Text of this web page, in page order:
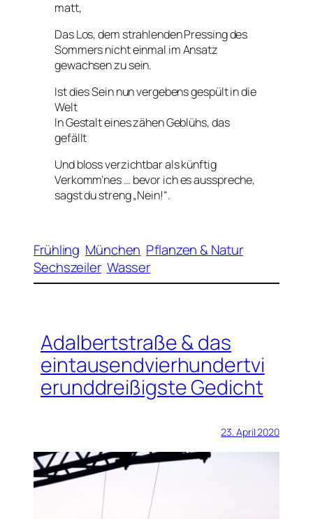
matt,
Das Los, dem strahlenden Pressing des
Sommers nicht einmal im Ansatz
gewachsen zu sein.
Ist dies Sein nun vergebens gespült in die
Welt
In Gestalt eines zähen Geblühs, das
gefällt
Und bloss verzichtbar als künftig
Verkomm’nes … bevor ich es ausspreche,
sagst du streng „Nein!“.
Frühling München Pflanzen & Natur
Sechszeiler Wasser
Adalbertstraße & das
eintausendvierhundertvi
erunddreißigste Gedicht
23. April 2020